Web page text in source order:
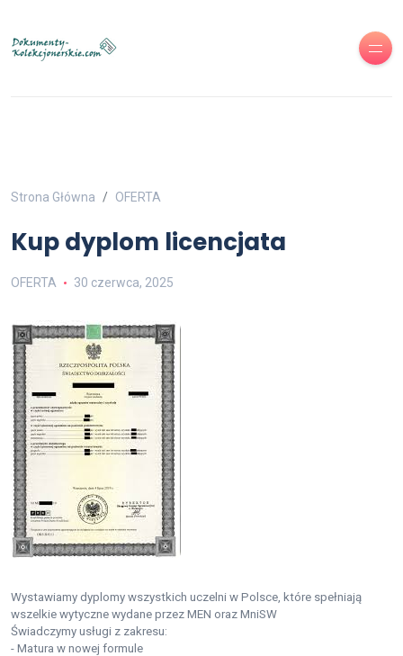
Strona Główna OFERTA
Kup dyplom licencjata
OFERTA 30 czerwca, 2025
Wystawiamy dyplomy wszystkich uczelni w Polsce, które spełniają
wszelkie wytyczne wydane przez MEN oraz MniSW
Świadczymy usługi z zakresu:
- Matura w nowej formule